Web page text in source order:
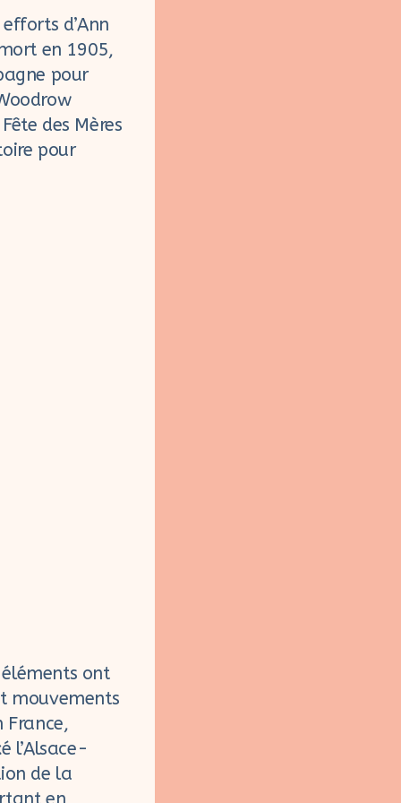
d’Ann
en 1905,
pour
des Mères
pour
ont
mouvements
France,
l’Alsace-
de la